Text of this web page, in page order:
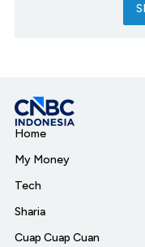
Home
My Money
Tech
Sharia
Cuap Cuap Cuan